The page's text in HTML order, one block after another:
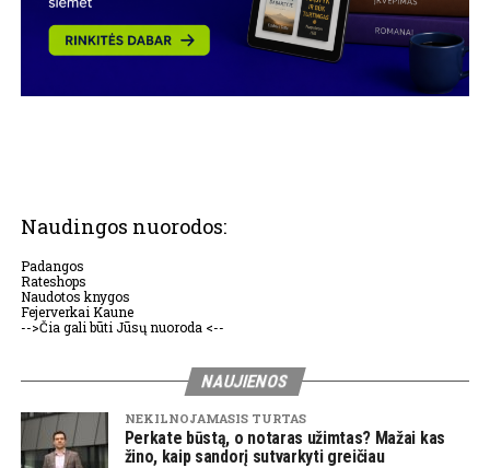
Naudingos nuorodos:
Padangos
Rateshops
Naudotos knygos
Fejerverkai Kaune
-->Čia gali būti Jūsų nuoroda <--
NAUJIENOS
NEKILNOJAMASIS TURTAS
Perkate būstą, o notaras užimtas? Mažai kas
žino, kaip sandorį sutvarkyti greičiau